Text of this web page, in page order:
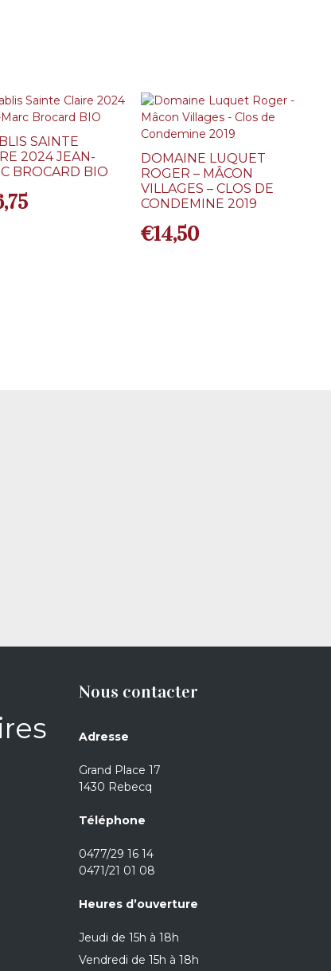
SAINTE
2024 JEAN-
BROCARD BIO
DOMAINE LUQUET
ROGER – MÂCON
VILLAGES – CLOS DE
CONDEMINE 2019
€14,50
Nous contacter
Adresse
Grand Place 17
1430 Rebecq
Téléphone
0477/29 16 14
0471/21 01 08
Heures d’ouverture
Jeudi de 15h à 18h
Vendredi de 15h à 18h